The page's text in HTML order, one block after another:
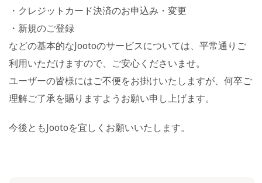
・クレジットカード決済のお申込み・変更
・新規のご登録
などの基本的なJootoのサービスについては、平常通りご
利用いただけますので、ご安心くださいませ。
ユーザーの皆様にはご不便をお掛けいたしますが、何卒ご
理解ご了承を賜りますようお願い申し上げます。
今後ともJootoを宜しくお願いいたします。